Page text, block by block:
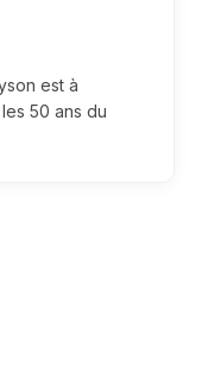
est à
50 ans du